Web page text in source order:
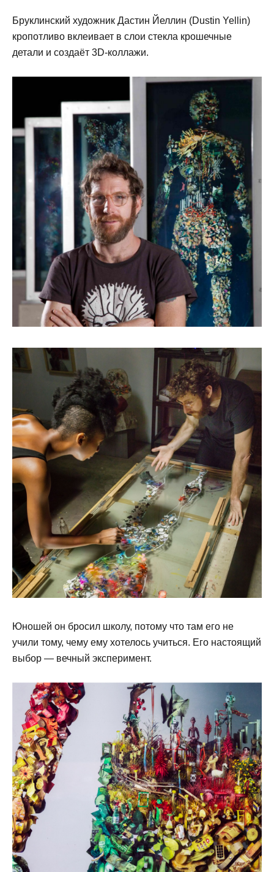
Бруклинский художник Дастин Йеллин (Dustin Yellin)
кропотливо вклеивает в слои стекла крошечные
детали и создаёт 3D-коллажи.
Юношей он бросил школу, потому что там его не
учили тому, чему ему хотелось учиться. Его настоящий
выбор — вечный эксперимент.